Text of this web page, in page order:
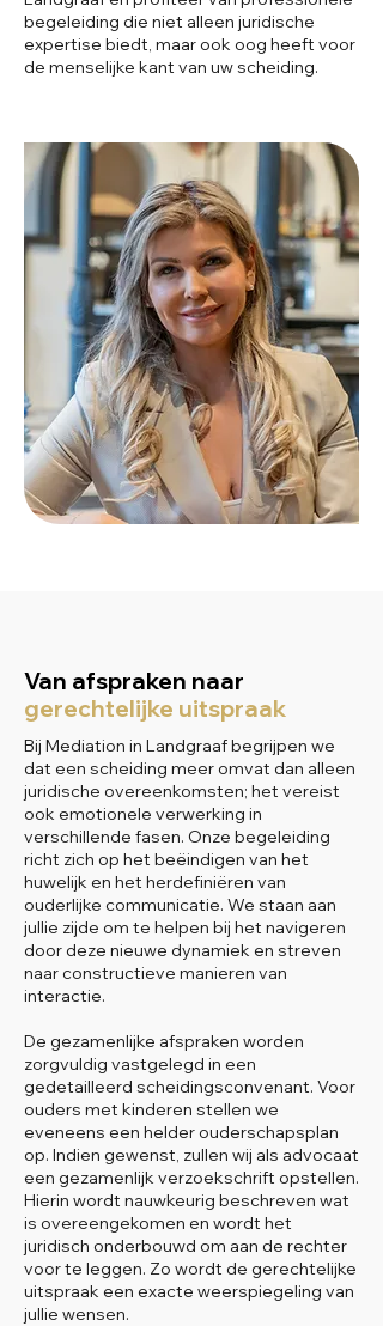
begeleiding die niet alleen juridische
expertise biedt, maar ook oog heeft voor
de menselijke kant van uw scheiding.
Van afspraken naar
gerechtelijke uitspraak
Bij Mediation in Landgraaf begrijpen we
dat een scheiding meer omvat dan alleen
juridische overeenkomsten; het vereist
ook emotionele verwerking in
verschillende fasen. Onze begeleiding
richt zich op het beëindigen van het
huwelijk en het herdefiniëren van
ouderlijke communicatie. We staan aan
jullie zijde om te helpen bij het navigeren
door deze nieuwe dynamiek en streven
naar constructieve manieren van
interactie.
De gezamenlijke afspraken worden
zorgvuldig vastgelegd in een
gedetailleerd scheidingsconvenant. Voor
ouders met kinderen stellen we
eveneens een helder ouderschapsplan
op. Indien gewenst, zullen wij als advocaat
een gezamenlijk verzoekschrift opstellen.
Hierin wordt nauwkeurig beschreven wat
is overeengekomen en wordt het
juridisch onderbouwd om aan de rechter
voor te leggen. Zo wordt de gerechtelijke
uitspraak een exacte weerspiegeling van
jullie wensen.